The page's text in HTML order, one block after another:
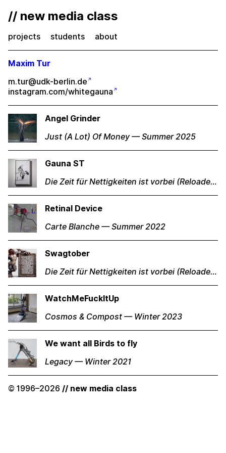
// new media class
projects students about
Maxim Tur
m.tur@udk-berlin.de
instagram.com/whitegauna
Angel Grinder
Just (A Lot) Of Money — Summer 2025
Gauna ST
Die Zeit für Nettigkeiten ist vorbei (Reloaded) — Winter 2024
Retinal Device
Carte Blanche — Summer 2022
Swagtober
Die Zeit für Nettigkeiten ist vorbei (Reloaded) — Winter 2024
WatchMeFuckItUp
Cosmos & Compost — Winter 2023
We want all Birds to fly
Legacy — Winter 2021
© 1996–2026 // new media class